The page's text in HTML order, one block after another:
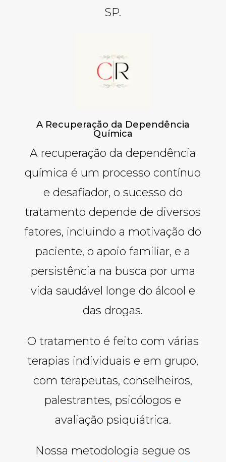
SP.
A Recuperação da Dependência
Química
A recuperação da dependência
química é um processo contínuo
e desafiador, o sucesso do
tratamento depende de diversos
fatores, incluindo a motivação do
paciente, o apoio familiar, e a
persistência na busca por uma
vida saudável longe do álcool e
das drogas.
O tratamento é feito com várias
terapias individuais e em grupo,
com terapeutas, conselheiros,
palestrantes, psicólogos e
avaliação psiquiátrica.
Nossa metodologia segue os